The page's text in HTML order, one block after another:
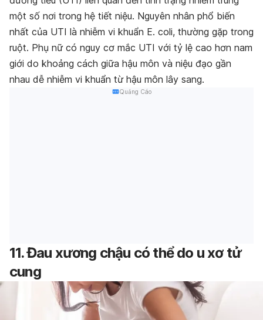
một số nơi trong hệ tiết niệu. Nguyên nhân phổ biến
nhất của UTI là nhiễm vi khuẩn E. coli, thường gặp trong
ruột. Phụ nữ có nguy cơ mắc UTI với tỷ lệ cao hơn nam
giới do khoảng cách giữa hậu môn và niệu đạo gần
nhau dễ nhiễm vi khuẩn từ hậu môn lây sang.
Quảng Cáo
11.Đau xương chậu có thể do u xơ tử
cung